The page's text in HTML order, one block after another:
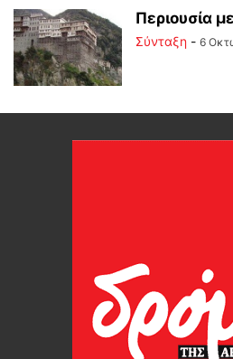
Περιουσία
Σύνταξη - 6